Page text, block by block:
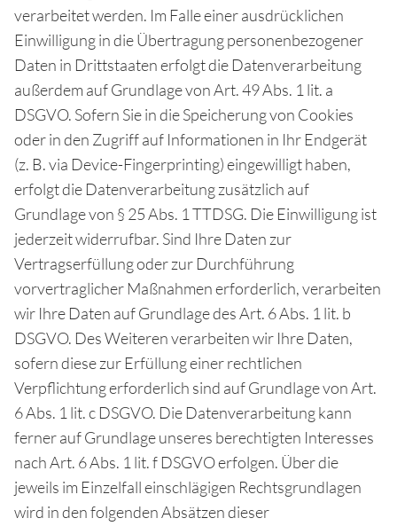
verarbeitet werden. Im Falle einer ausdrücklichen
Einwilligung in die Übertragung personenbezogener
Daten in Drittstaaten erfolgt die Datenverarbeitung
außerdem auf Grundlage von Art. 49 Abs. 1 lit. a
DSGVO. Sofern Sie in die Speicherung von Cookies
oder in den Zugriff auf Informationen in Ihr Endgerät
(z. B. via Device-Fingerprinting) eingewilligt haben,
erfolgt die Datenverarbeitung zusätzlich auf
Grundlage von § 25 Abs. 1 TTDSG. Die Einwilligung ist
jederzeit widerrufbar. Sind Ihre Daten zur
Vertragserfüllung oder zur Durchführung
vorvertraglicher Maßnahmen erforderlich, verarbeiten
wir Ihre Daten auf Grundlage des Art. 6 Abs. 1 lit. b
DSGVO. Des Weiteren verarbeiten wir Ihre Daten,
sofern diese zur Erfüllung einer rechtlichen
Verpflichtung erforderlich sind auf Grundlage von Art.
6 Abs. 1 lit. c DSGVO. Die Datenverarbeitung kann
ferner auf Grundlage unseres berechtigten Interesses
nach Art. 6 Abs. 1 lit. f DSGVO erfolgen. Über die
jeweils im Einzelfall einschlägigen Rechtsgrundlagen
wird in den folgenden Absätzen dieser